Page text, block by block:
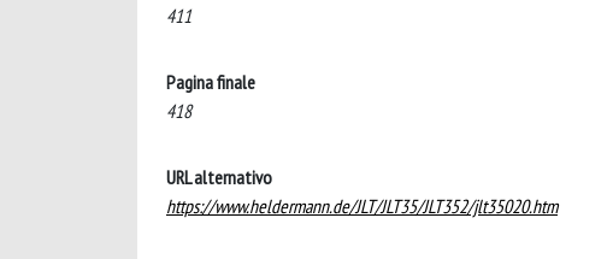
411
Pagina finale
418
URL alternativo
https://www.heldermann.de/JLT/JLT35/JLT352/jlt35020.htm